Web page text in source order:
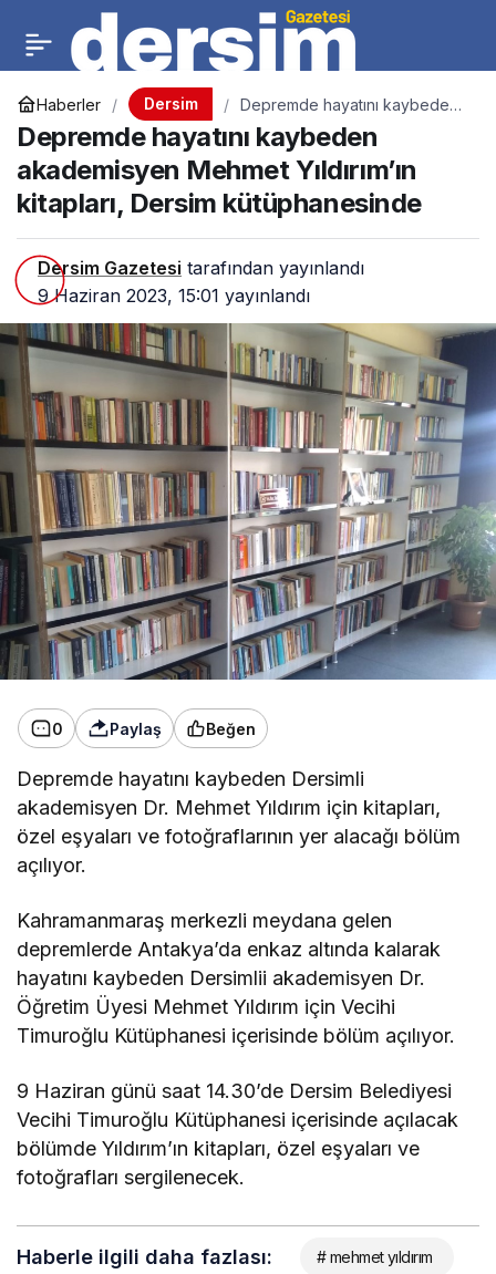
Haberler Dersim
Depremde hayatını kaybeden
akademisyen Mehmet
Yıldırım’ın kitapları, Dersim
kütüphanesinde
Depremde hayatını kaybeden
akademisyen Mehmet Yıldırım’ın
kitapları, Dersim kütüphanesinde
Dersim Gazetesi tarafından yayınlandı
9 Haziran 2023, 15:01 yayınlandı
0 Paylaş Beğen
Depremde hayatını kaybeden Dersimli
akademisyen Dr. Mehmet Yıldırım için kitapları,
özel eşyaları ve fotoğraflarının yer alacağı bölüm
açılıyor.
Kahramanmaraş merkezli meydana gelen
depremlerde Antakya’da enkaz altında kalarak
hayatını kaybeden Dersimlii akademisyen Dr.
Öğretim Üyesi Mehmet Yıldırım için Vecihi
Timuroğlu Kütüphanesi içerisinde bölüm açılıyor.
9 Haziran günü saat 14.30’de Dersim Belediyesi
Vecihi Timuroğlu Kütüphanesi içerisinde açılacak
bölümde Yıldırım’ın kitapları, özel eşyaları ve
fotoğrafları sergilenecek.
Haberle ilgili daha fazlası: # mehmet yıldırım